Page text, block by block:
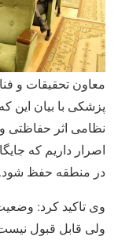
معاون تحقیقات و
پزشکی با بیان این
نظامی اثر حفاظتی
اصرار داریم که
در منطقه حفظ شود.
وی تاکید کرد:
ولی قابل قبول